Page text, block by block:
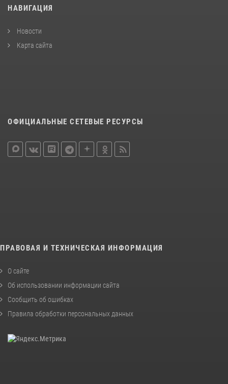
НАВИГАЦИЯ
Новости
Карта сайта
ОФИЦИАЛЬНЫЕ СЕТЕВЫЕ РЕСУРСЫ
ПРАВОВАЯ И ТЕХНИЧЕСКАЯ ИНФОРМАЦИЯ
О сайте
Об использовании информации сайта
Сообщить об ошибках
Правила обработки персональных данных